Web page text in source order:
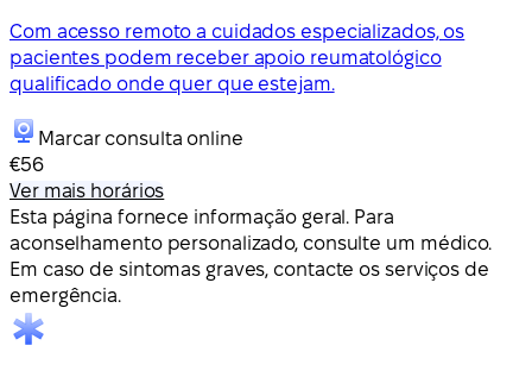
Com acesso remoto a cuidados especializados, os
pacientes podem receber apoio reumatológico
qualificado onde quer que estejam.
Marcar consulta online
€56
Ver mais horários
Esta página fornece informação geral. Para
aconselhamento personalizado, consulte um médico.
Em caso de sintomas graves, contacte os serviços de
emergência.